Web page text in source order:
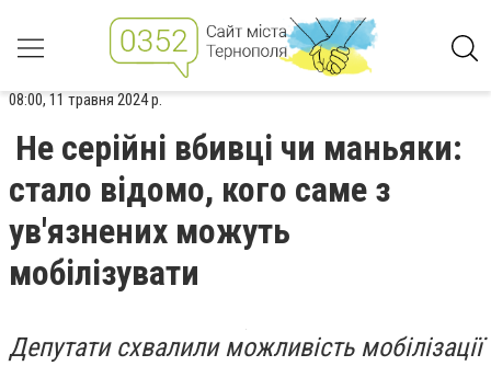
08:00, 11 травня 2024 р.
Не серійні вбивці чи маньяки:
стало відомо, кого саме з
ув'язнених можуть
мобілізувати
Депутати схвалили можливість мобілізації